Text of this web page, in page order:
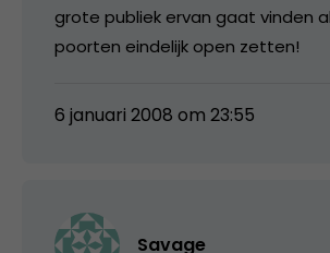
grote publiek ervan gaat vinden
poorten eindelijk open zetten!
6 januari 2008 om 23:55
Savage